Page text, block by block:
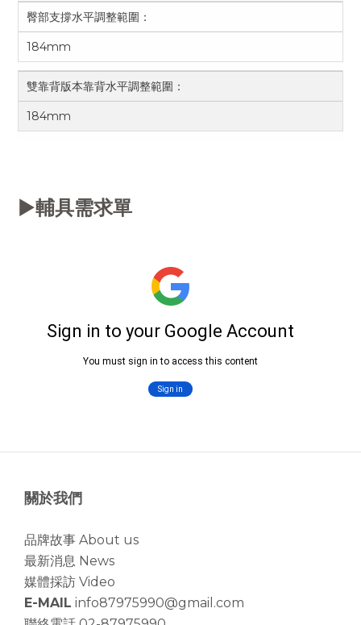
臀部支撐水平調整範圍：
184mm
雙靠背版本靠背水平調整範圍：
184mm
▶️輔具需求單
關於我們
品牌故事 About us
最新消息 News
媒體採訪 Video
E-MAIL info87975990@gmail.com